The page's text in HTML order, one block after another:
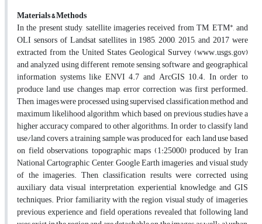
Materials & Methods
In the present study, satellite imageries received from TM, ETM+, and
OLI sensors of Landsat satellites in 1985, 2000, 2015, and 2017 were
extracted from the United States Geological Survey (www.usgs.gov)
and analyzed using different remote sensing software and geographical
information systems like ENVI 4.7 and ArcGIS 10.4. In order to
produce land use changes map, error correction was first performed.
Then, images were processed using supervised classification method and
maximum likelihood algorithm, which based on previous studies have a
higher accuracy compared to other algorithms. In order to classify land
use/land covers, a training sample was produced for each land use based
on field observations, topographic maps (1:25000) produced by Iran
National Cartographic Center, Google Earth imageries, and visual study
of the imageries. Then, classification results were corrected using
auxiliary data, visual interpretation, experiential knowledge, and GIS
techniques. Prior familiarity with the region, visual study of imageries,
previous experience and field operations revealed that following land